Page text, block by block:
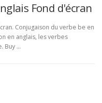
Fond d'écran
Conjugaison du verbe be en
en anglais, les verbes
Buy …